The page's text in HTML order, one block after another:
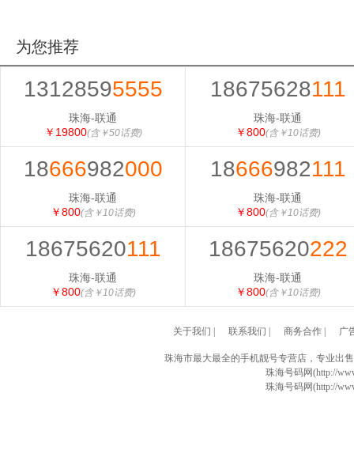
为您推荐
13128595555
珠海-联通
￥19800(含￥50话费)
18675628111
珠海-联通
￥800(含￥10话费)
18666982000
珠海-联通
￥800(含￥10话费)
18666982111
珠海-联通
￥800(含￥10话费)
18675620111
珠海-联通
￥800(含￥10话费)
18675620222
珠海-联通
￥800(含￥10话费)
关于我们 联系我们 商务合作| 广
珠海市最大最全的手机靓号专营店，专业出
珠海号码网(http://
珠海号码网(http://